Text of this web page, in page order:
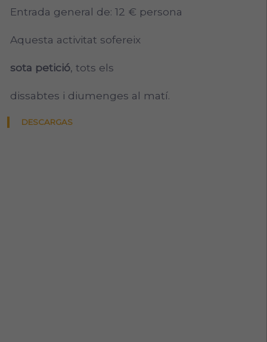
Entrada general de: 12 € persona
Aquesta activitat sofereix
sota petició, tots els
dissabtes i diumenges al matí.
DESCARGAS